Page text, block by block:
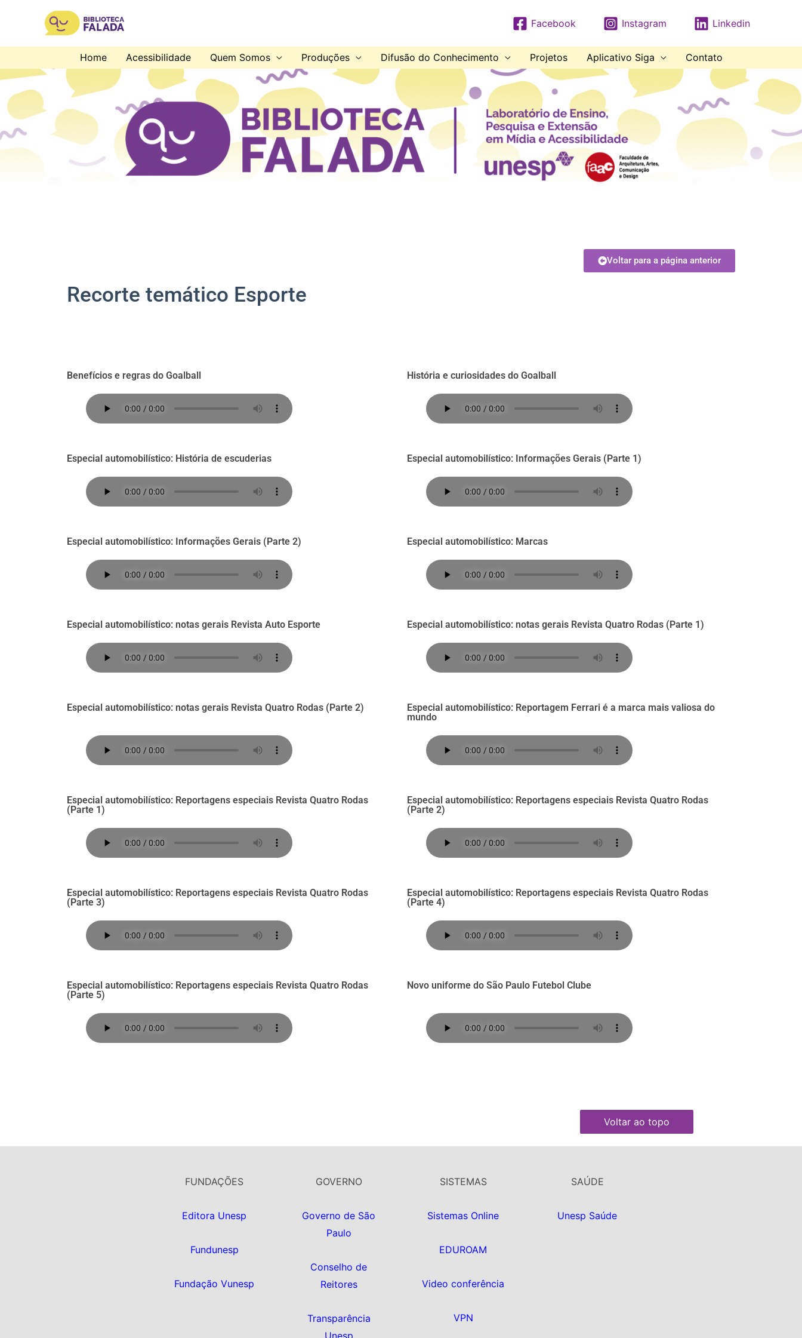
Facebook Instagram Linkedin
Home Acessibilidade Quem Somos Produções Difusão do Conhecimento Projetos Aplicativo Siga Contato
Voltar para a página anterior
Recorte temático Esporte
Benefícios e regras do Goalball História e curiosidades do Goalball
Especial automobilístico: História de escuderias Especial automobilístico: Informações Gerais (Parte 1)
Especial automobilístico: Informações Gerais (Parte 2) Especial automobilístico: Marcas
Especial automobilístico: notas gerais Revista Auto Esporte Especial automobilístico: notas gerais Revista Quatro Rodas (Parte 1)
Especial automobilístico: notas gerais Revista Quatro Rodas (Parte 2)
Especial automobilístico: Reportagem Ferrari é a marca mais valiosa do
mundo
Especial automobilístico: Reportagens especiais Revista Quatro Rodas
(Parte 1)
Especial automobilístico: Reportagens especiais Revista Quatro Rodas
(Parte 2)
Especial automobilístico: Reportagens especiais Revista Quatro Rodas
(Parte 3)
Especial automobilístico: Reportagens especiais Revista Quatro Rodas
(Parte 4)
Especial automobilístico: Reportagens especiais Revista Quatro Rodas
(Parte 5)
Novo uniforme do São Paulo Futebol Clube
Voltar ao topo
FUNDAÇÕES
Editora Unesp
Fundunesp
Fundação Vunesp
GOVERNO
Governo de São
Paulo
Conselho de
Reitores
Transparência
Unesp
SISTEMAS
Sistemas Online
EDUROAM
Video conferência
VPN
SAÚDE
Unesp Saúde